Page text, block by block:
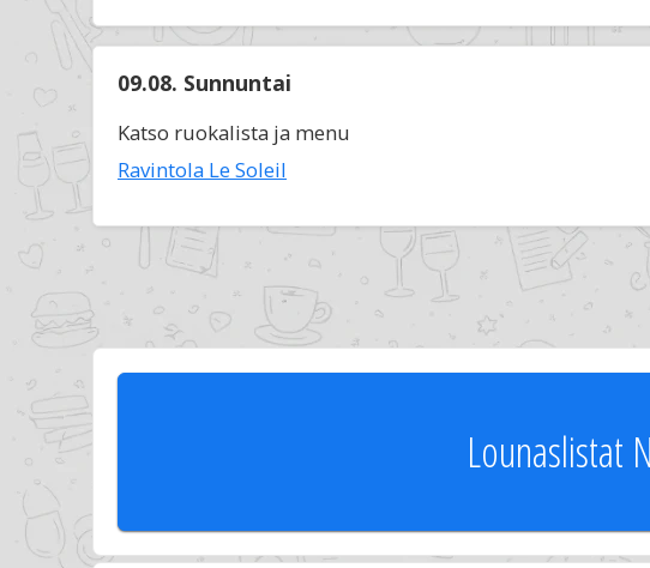
09.08. Sunnuntai
Katso ruokalista ja menu
Ravintola Le Soleil
Lounaslistat